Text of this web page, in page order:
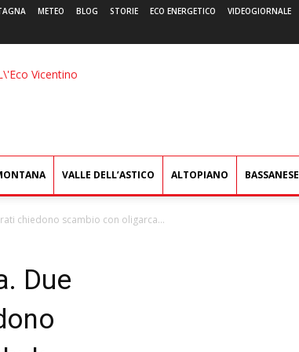
METEO BLOG STORIE ECO ENERGETICO VIDEOGIORNALE
L'Eco
VALLE DELL’ASTICO ALTOPIANO BASSANESE
chiedono scambio con oligarca...
Due